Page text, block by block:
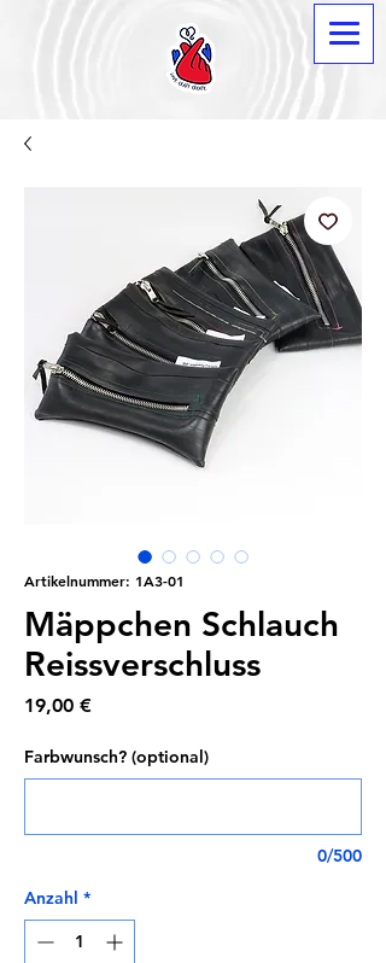
Artikelnummer: 1A3-01
Mäppchen Schlauch
Reissverschluss
19,00 €Preis
Farbwunsch? (optional)
0/500
Anzahl *